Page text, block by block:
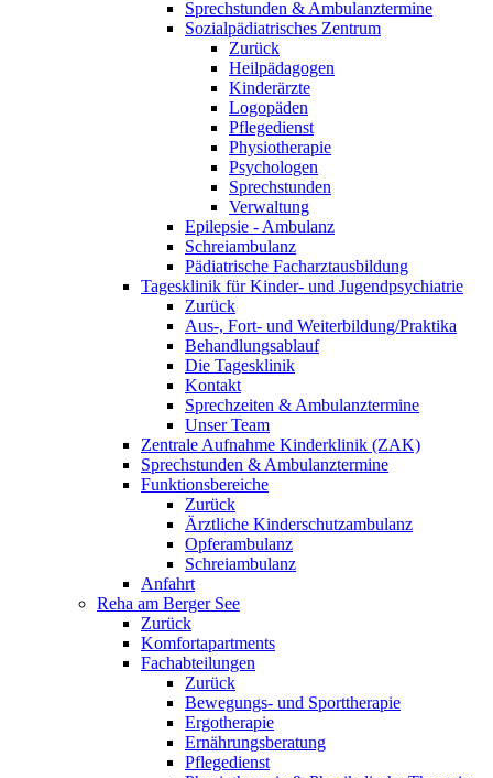
Sprechstunden & Ambulanztermine
Sozialpädiatrisches Zentrum
Zurück
Heilpädagogen
Kinderärzte
Logopäden
Pflegedienst
Physiotherapie
Psychologen
Sprechstunden
Verwaltung
Epilepsie - Ambulanz
Schreiambulanz
Pädiatrische Facharztausbildung
Tagesklinik für Kinder- und Jugendpsychiatrie
Zurück
Aus-, Fort- und Weiterbildung/Praktika
Behandlungsablauf
Die Tagesklinik
Kontakt
Sprechzeiten & Ambulanztermine
Unser Team
Zentrale Aufnahme Kinderklinik (ZAK)
Sprechstunden & Ambulanztermine
Funktionsbereiche
Zurück
Ärztliche Kinderschutzambulanz
Opferambulanz
Schreiambulanz
Anfahrt
Reha am Berger See
Zurück
Komfortapartments
Fachabteilungen
Zurück
Bewegungs- und Sporttherapie
Ergotherapie
Ernährungsberatung
Pflegedienst